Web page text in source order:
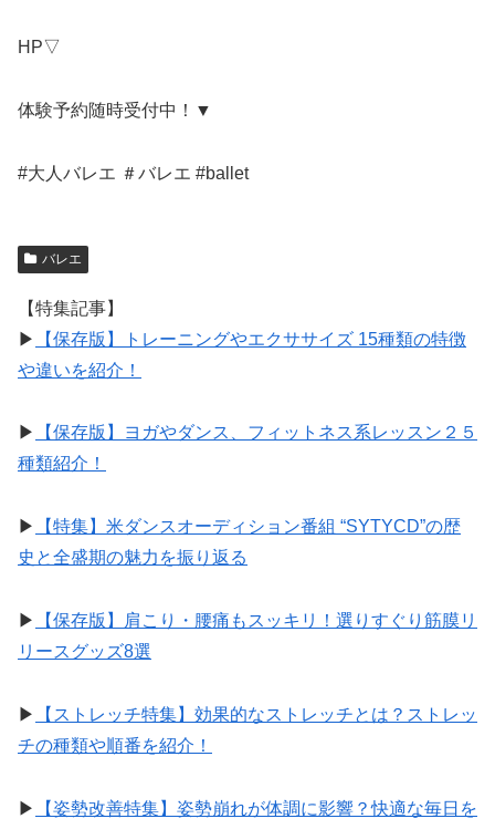
HP▽
体験予約随時受付中！▼
#大人バレエ ＃バレエ #ballet
バレエ
【特集記事】
▶︎
【保存版】トレーニングやエクササイズ 15種類の特徴
や違いを紹介！
▶︎
【保存版】ヨガやダンス、フィットネス系レッスン２５
種類紹介！
▶︎
【特集】米ダンスオーディション番組 “SYTYCD”の歴
史と全盛期の魅力を振り返る
▶︎
【保存版】肩こり・腰痛もスッキリ！選りすぐり筋膜リ
リースグッズ8選
▶︎
【ストレッチ特集】効果的なストレッチとは？ストレッ
チの種類や順番を紹介！
▶︎ 【姿勢改善特集】姿勢崩れが体調に影響？快適な毎日を